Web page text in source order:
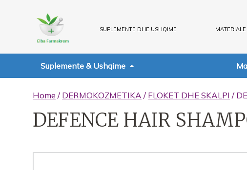
SUPLEMENTE DHE USHQIME
Suplemente & Ushqime
Home / DERMOKOZMETIKA / FLOKET DHE SKALPI /
DEFENCE HAIR